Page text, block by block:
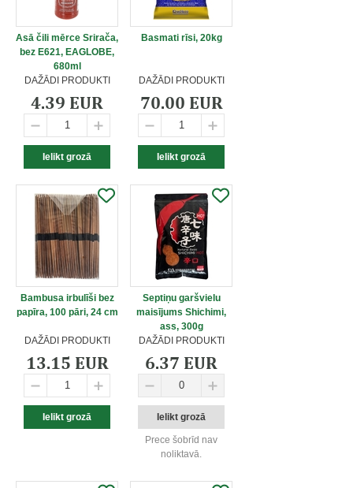
Asā čili mērce Srirača,
bez E621, EAGLOBE,
680ml
DAŽĀDI PRODUKTI
4.39 EUR
Basmati rīsi, 20kg
DAŽĀDI PRODUKTI
70.00 EUR
Bambusa irbulīši bez
papīra, 100 pāri, 24 cm
DAŽĀDI PRODUKTI
13.15 EUR
Septiņu garšvielu
maisījums Shichimi,
ass, 300g
DAŽĀDI PRODUKTI
6.37 EUR
Prece šobrīd nav
noliktavā.